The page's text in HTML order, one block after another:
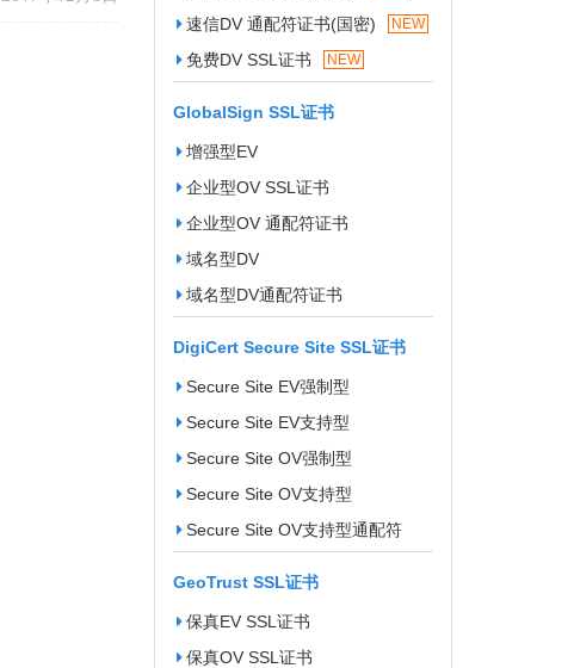
速信DV 通配符证书(国密) NEW
免费DV SSL证书 NEW
GlobalSign SSL证书
增强型EV
企业型OV SSL证书
企业型OV 通配符证书
域名型DV
域名型DV通配符证书
DigiCert Secure Site SSL证书
Secure Site EV强制型
Secure Site EV支持型
Secure Site OV强制型
Secure Site OV支持型
Secure Site OV支持型通配符
GeoTrust SSL证书
保真EV SSL证书
保真OV SSL证书